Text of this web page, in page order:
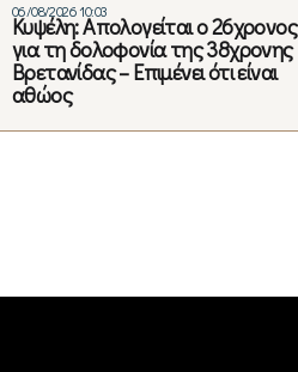
06/08/2026 10:03
Κυψέλη: Απολογείται ο 26χρονος
για τη δολοφονία της 38χρονης
Βρετανίδας – Επιμένει ότι είναι
αθώος